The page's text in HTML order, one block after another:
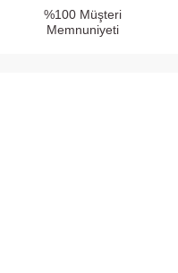
%100 Müşteri
Memnuniyeti